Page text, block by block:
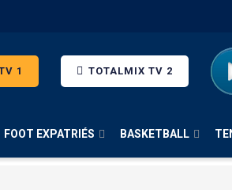
1 TOTALMIX TV 2
FOOT EXPATRIÉS BASKETBALL